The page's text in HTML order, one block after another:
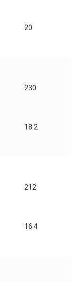
20
230
18.2
212
16.4